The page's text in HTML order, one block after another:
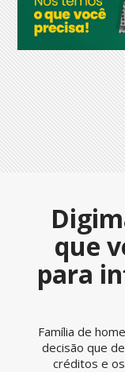
que
para
Família de
decisão que
créditos e